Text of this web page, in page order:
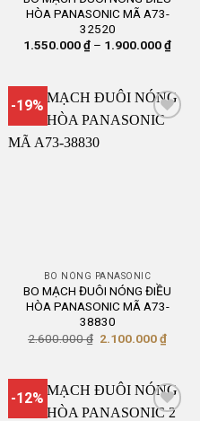
₫.
HÒA PANASONIC MÃ A73-
32520
1.550.000₫ – 1.900.000₫
đến
₫.
-19%
BO NÓNG PANASONIC
BO MẠCH ĐUÔI NÓNG ĐIỀU
HÒA PANASONIC MÃ A73-
38830
2.600.000₫ Giá
2.100.000₫Giá
-12%